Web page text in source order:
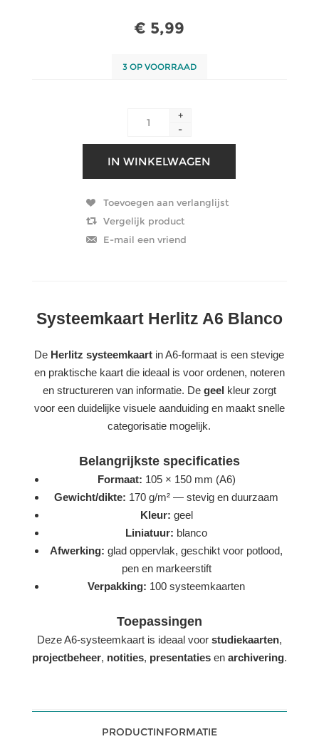
€ 5,99
3 OP VOORRAAD
+
-
Systeemkaart Herlitz A6 Blanco
De Herlitz systeemkaart in A6-formaat is een stevige
en praktische kaart die ideaal is voor ordenen, noteren
en structureren van informatie. De geel kleur zorgt
voor een duidelijke visuele aanduiding en maakt snelle
categorisatie mogelijk.
Belangrijkste specificaties
Formaat: 105 × 150 mm (A6)
Gewicht/dikte: 170 g/m² — stevig en duurzaam
Kleur: geel
Liniatuur: blanco
Afwerking: glad oppervlak, geschikt voor potlood,
pen en markeerstift
Verpakking: 100 systeemkaarten
Toepassingen
Deze A6-systeemkaart is ideaal voor studiekaarten,
projectbeheer, notities, presentatiesen archivering.
PRODUCTINFORMATIE